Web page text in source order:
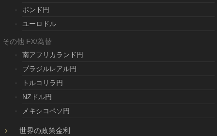
ポンド円
ユーロドル
その他 FX/為替
南アフリカランド円
ブラジルレアル円
トルコリラ円
NZドル円
メキシコペソ円
世界の政策金利